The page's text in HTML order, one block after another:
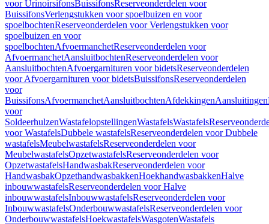
voor UrinoirsifonsBuissifonsReserveonderdelen voor
BuissifonsVerlengstukken voor spoelbuizen en voor
spoelbochtenReserveonderdelen voor Verlengstukken voor
spoelbuizen en voor
spoelbochtenAfvoermanchetReserveonderdelen voor
AfvoermanchetAansluitbochtenReserveonderdelen voor
AansluitbochtenAfvoergarnituren voor bidetsReserveonderdelen
voor Afvoergarnituren voor bidetsBuissifonsReserveonderdelen
voor
BuissifonsAfvoermanchetAansluitbochtenAfdekkingenAansluitingen
voor
SoldeerhulzenWastafelopstellingenWastafelsWastafels
voor WastafelsDubbele wastafelsReserveonderdelen voor Dubbele
wastafelsMeubelwastafelsReserveonderdelen voor
MeubelwastafelsOpzetwastafelsReserveonderdelen voor
OpzetwastafelsHandwasbakReserveonderdelen voor
HandwasbakOpzethandwasbakkenHoekhandwasbakkenHalve
inbouwwastafelsReserveonderdelen voor Halve
inbouwwastafelsInbouwwastafelsReserveonderdelen voor
InbouwwastafelsOnderbouwwastafelsReserveonderdelen voor
OnderbouwwastafelsHoekwastafelsWasgotenWastafels